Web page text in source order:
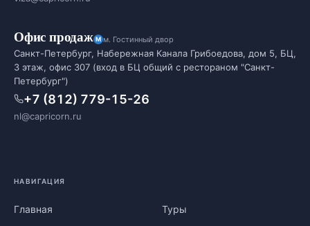
Офис продаж м. Гостинный двор
Санкт-Петербург, Набережная Канала Грибоедова, дом 5, БЦ,
3 этаж, офис 307 (вход в БЦ общий с рестораном "Санкт-
Петербург")
+7 (812) 779-15-26
nl@capricorn.ru
НАВИГАЦИЯ
Главная Туры